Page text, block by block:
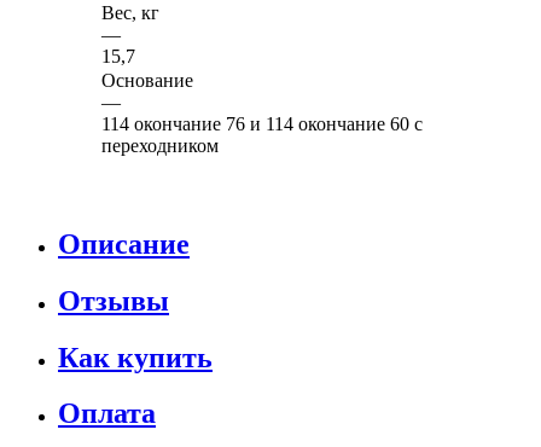
Вес, кг
—
15,7
Основание
—
114 окончание 76 и 114 окончание 60 с
переходником
Описание
Отзывы
Как купить
Оплата